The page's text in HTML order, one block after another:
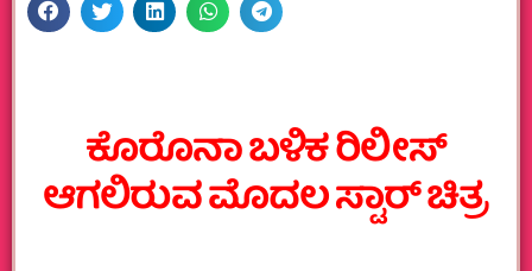
ಕೊರೊನಾ ಬಳಿಕ ರಿಲೀಸ್
ಆಗಲಿರುವ ಮೊದಲ ಸ್ಟಾರ್‌ ಚಿತ್ರ